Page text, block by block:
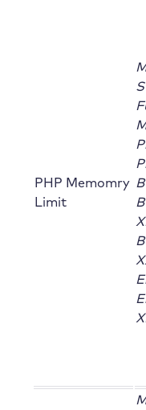
PHP Memomry
Limit